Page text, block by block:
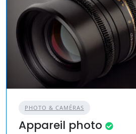
PHOTO & CAMÉRAS
Appareil photo